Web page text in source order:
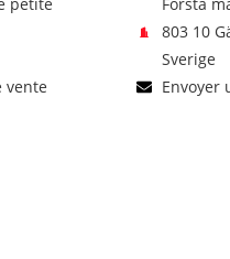
vente
803 10
Sverige
Envoyer